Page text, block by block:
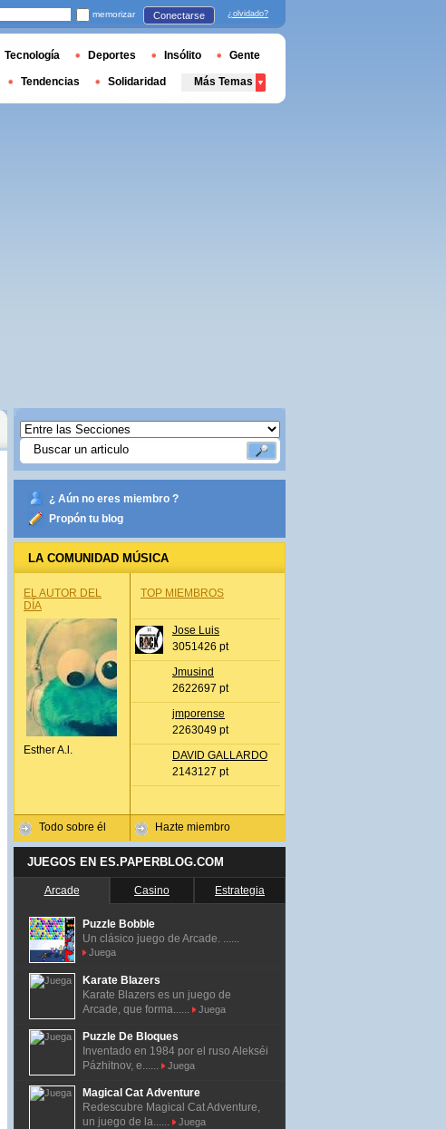
¿ Aún no eres miembro ?
Propón tu blog
LA COMUNIDAD MÚSICA
EL AUTOR DEL
DÍA
Esther A.l.
Todo sobre él
TOP MIEMBROS
Jose Luis
3051426 pt
Jmusind
2622697 pt
jmporense
2263049 pt
DAVID GALLARDO
2143127 pt
Hazte miembro
JUEGOS EN ES.PAPERBLOG.COM
Arcade Casino Estrategia
Puzzle Bobble
Un clásico juego de Arcade. ......
Juega
Karate Blazers
Karate Blazers es un juego de
Arcade, que forma......
Juega
Puzzle De Bloques
Inventado en 1984 por el ruso Alekséi
Pázhitnov, e......
Juega
Magical Cat Adventure
Redescubre Magical Cat Adventure,
un juego de la......
Juega
memorizar Conectarse ¿olvidado?
Tecnología Deportes Insólito Gente
Tendencias Solidaridad Más Temas